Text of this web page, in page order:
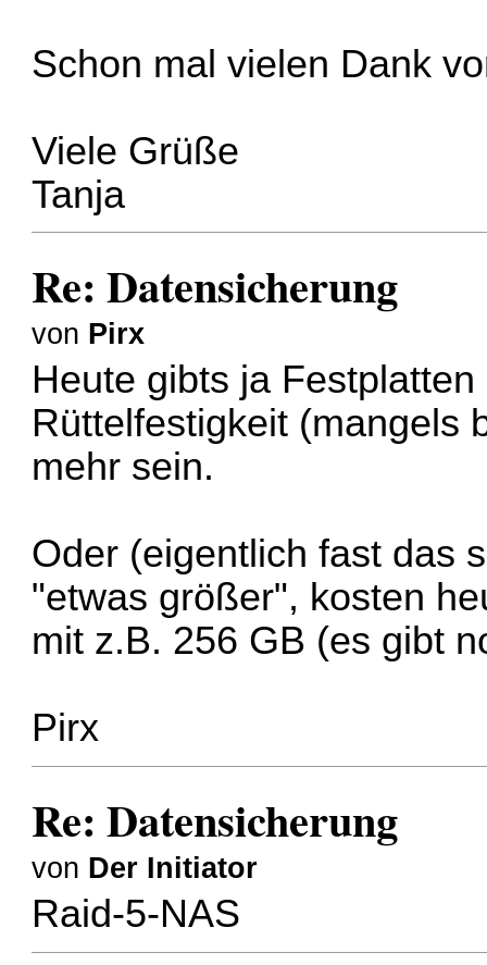
Schon mal vielen Dank
Viele Grüße
Tanja
Re: Datensicherung
von Pirx
Heute gibts ja
Rüttelfestigkeit (mangels
mehr sein.
Oder (eigentlich fast das
"etwas größer", kosten
mit z.B. 256 GB (es gibt
Pirx
Re: Datensicherung
von Der Initiator
Raid-5-NAS